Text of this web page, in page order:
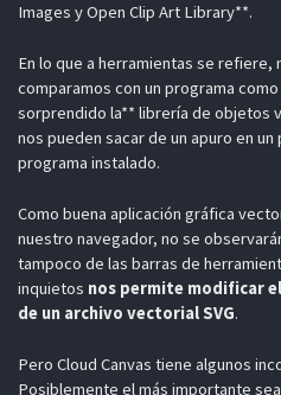
Images y Open Clip Art Library**.
En lo que a herramientas se refiere,
comparamos con un programa como
sorprendido la** librería de objetos
nos pueden sacar de un apuro en
programa instalado.
Como buena aplicación gráfica
nuestro navegador, no se
tampoco de las barras de
inquietos nos permite modificar el
de un archivo vectorial SVG.
Pero Cloud Canvas tiene algunos
Posiblemente el más importante